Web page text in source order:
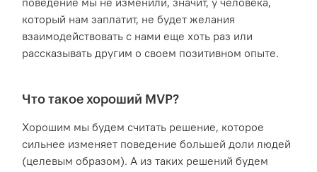
который нам заплатит, не будет желания
взаимодействовать с нами еще хоть раз или
рассказывать другим о своем позитивном опыте.
Что такое хороший MVP?
Хорошим мы будем считать решение, которое
сильнее изменяет поведение большей доли людей
(целевым образом). А из таких решений будем